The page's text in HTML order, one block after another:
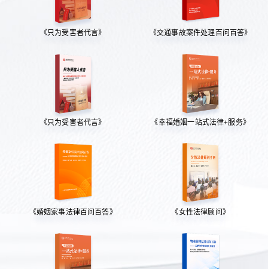
《只为受害者代言》 《交通事故案件处理百问百答》
《只为受害者代言》 《幸福婚姻一站式法律+服务》
《婚姻家事法律百问百答》 《女性法律顾问》